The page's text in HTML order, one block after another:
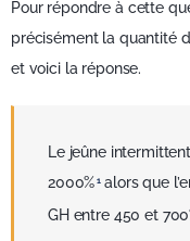
Pour répondre à cette
précisément la quantité
et voici la réponse.
Le jeûne
2000% 1alors que
GH entre 450 et